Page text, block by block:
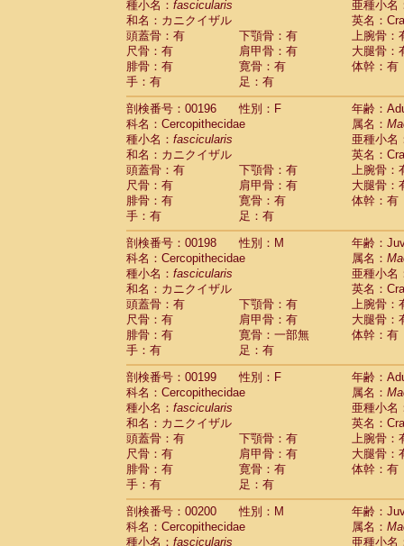
種小名： fascicularis
亜種小名
和名：カニクイザル
英名：
頭蓋骨：有
下顎骨：有
上腕骨：
尺骨：有
肩甲骨：有
大腿骨：
腓骨：有
寛骨：有
体幹：有
手：有
足：有
剖検番号：00196
性別：F
年齢：
科名：Cercopithecidae
属名：
種小名： fascicularis
亜種小名
和名：カニクイザル
英名：
頭蓋骨：有
下顎骨：有
上腕骨：
尺骨：有
肩甲骨：有
大腿骨：
腓骨：有
寛骨：有
体幹：有
手：有
足：有
剖検番号：00198
性別：M
年齢：
科名：Cercopithecidae
属名：
種小名： fascicularis
亜種小名
和名：カニクイザル
英名：
頭蓋骨：有
下顎骨：有
上腕骨：
尺骨：有
肩甲骨：有
大腿骨：
腓骨：有
寛骨：一部無
体幹：有
手：有
足：有
剖検番号：00199
性別：F
年齢：
科名：Cercopithecidae
属名：
種小名： fascicularis
亜種小名
和名：カニクイザル
英名：
頭蓋骨：有
下顎骨：有
上腕骨：
尺骨：有
肩甲骨：有
大腿骨：
腓骨：有
寛骨：有
体幹：有
手：有
足：有
剖検番号：00200
性別：M
年齢：
科名：Cercopithecidae
属名：
種小名： fascicularis 亜種小名